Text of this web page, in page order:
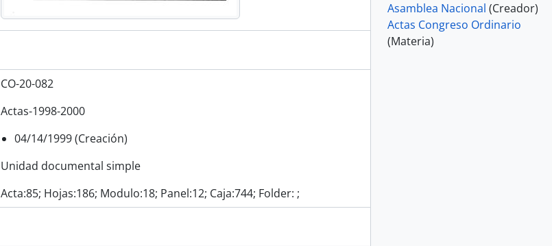
CO-20-082
Actas-1998-2000
04/14/1999 (Creación)
Unidad documental simple
Acta:85; Hojas:186; Modulo:18; Panel:12; Caja:744; Folder: ;
Asamblea Nacional (Creador)
Actas Congreso Ordinario
(Materia)